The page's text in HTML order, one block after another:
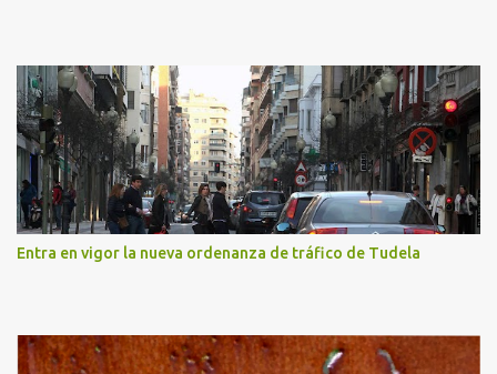
Entra en vigor la nueva ordenanza de tráfico de Tudela